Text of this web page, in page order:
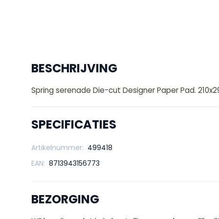
BESCHRIJVING
Spring serenade Die-cut Designer Paper Pad.
SPECIFICATIES
Artikelnummer: 499418
EAN: 8713943156773
BEZORGING